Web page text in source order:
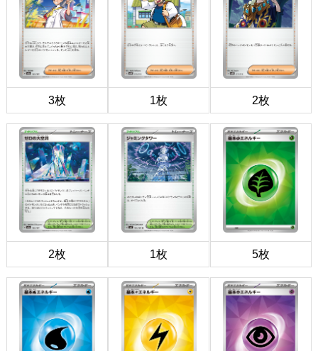
3枚 1枚 2枚
2枚 1枚 5枚